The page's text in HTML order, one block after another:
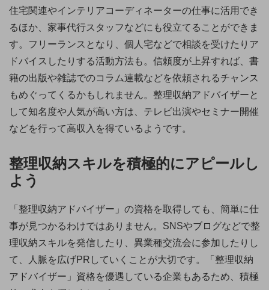
住宅関連やインテリアコーディネーターの仕事に活用でき
るほか、家事代行スタッフなどにも役立てることができま
す。フリーランスとなり、個人宅などで相談を受けたりア
ドバイスしたりする活動方法も。信頼度が上昇すれば、書
籍の出版や雑誌でのコラム連載などを依頼されるチャンス
もめぐってくるかもしれません。整理収納アドバイザーと
して知名度や人気が高い方は、テレビ出演やセミナー開催
などを行って高収入を得ているようです。
整理収納スキルを積極的にアピールし
よう
「整理収納アドバイザー」の資格を取得しても、簡単に仕
事が見つかるわけではありません。SNSやブログなどで整
理収納スキルを発信したり、異業種交流会に参加したりし
て、人脈を広げPRしていくことが大切です。「整理収納
アドバイザー」資格を優遇している企業もあるため、積極